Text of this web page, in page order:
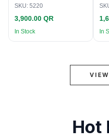
SKU: 5220
3,900.00 QR
In Stock In
Hot